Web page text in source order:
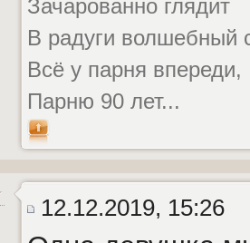
Зачарованно глядит
В радуги волшебный
Всё у парня впереди,
Парню 90 лет...
12.12.2019, 15:26